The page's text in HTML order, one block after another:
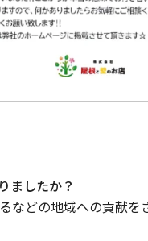
ましたか？
どの地域への貢献を